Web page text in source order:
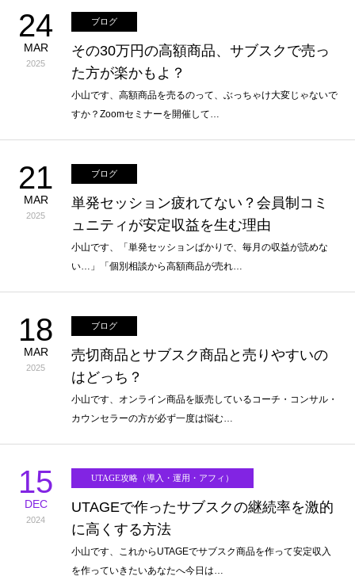
24
MAR
2025
ブログ
その30万円の高額商品、サブスクで売っ
た方が楽かもよ？
小山です、高額商品を売るのって、ぶっちゃけ大変じゃないで
すか？Zoomセミナーを開催して…
21
MAR
2025
ブログ
単発セッション疲れてない？会員制コミ
ュニティが安定収益を生む理由
小山です、「単発セッションばかりで、毎月の収益が読めな
い…」「個別相談から高額商品が売れ…
18
MAR
2025
ブログ
売切商品とサブスク商品と売りやすいの
はどっち？
小山です、オンライン商品を販売しているコーチ・コンサル・
カウンセラーの方が必ず一度は悩む…
15
DEC
2024
UTAGE攻略（導入・運用・アフィ）
UTAGEで作ったサブスクの継続率を激的
に高くする方法
小山です、これからUTAGEでサブスク商品を作って安定収入
を作っていきたいあなたへ今日は…